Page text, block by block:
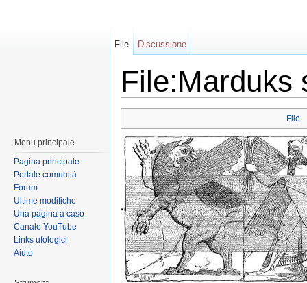
File:Marduks
File
File Discussione
Menu principale
Pagina principale
Portale comunità
Forum
Ultime modifiche
Una pagina a caso
Canale YouTube
Links ufologici
Aiuto